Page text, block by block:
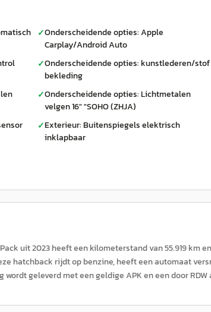
✓Onderscheidende opties: Apple
Carplay/Android Auto
✓Onderscheidende opties: kunstlederen/stof
bekleding
✓Onderscheidende opties: Lichtmetalen
velgen 16" "SOHO (ZHJA)
✓Exterieur: Buitenspiegels elektrisch
inklapbaar
uit 2023 heeft een kilometerstand van 55.919 km
hatchback rijdt op benzine, heeft een automaat
geleverd met een geldige APK en een door